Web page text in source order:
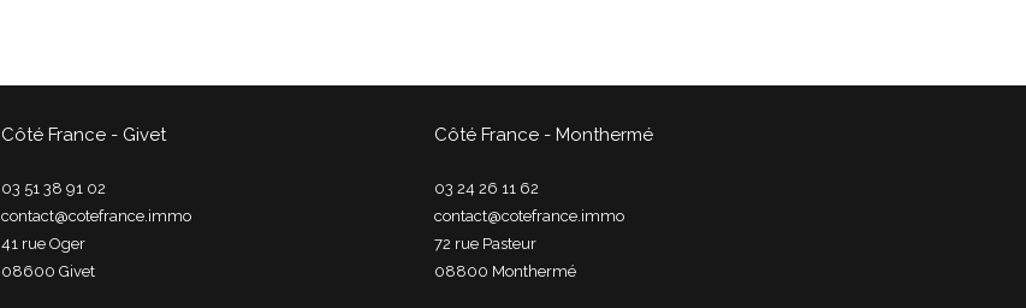
Côté France - Givet
03 51 38 91 02
contact@cotefrance.immo
41 rue Oger
08600
givet
Côté France - Monthermé
03 24 26 11 62
contact@cotefrance.immo
72 rue Pasteur
08800
monthermé